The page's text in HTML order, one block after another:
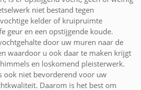
niet bestand tegen
kelder of kruipruimte
geur en een opstijgende koude.
door uw muren naar de
waardoor u ook daar te maken krijgt
en loskomend pleisterwerk.
ook niet bevorderend voor uw
Daarom is het best om